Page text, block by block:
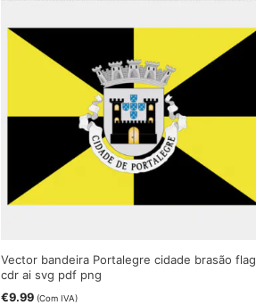
Vector bandeira Portalegre cidade brasão flag
cdr ai svg pdf png
€9.99 (Com IVA)